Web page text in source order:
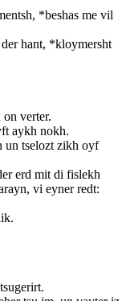
*beshas me vil
hant, *kloymersht
verter.
aykh nokh.
un tselozt zikh oyf
erd mit di fislekh
vi eyner redt: